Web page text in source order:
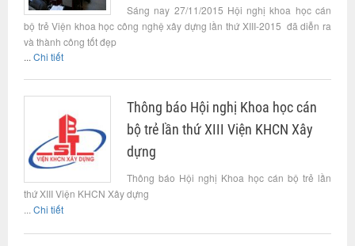
Sáng nay 27/11/2015 Hội nghị khoa học cán
bộ trẻ Viện khoa học công nghệ xây dựng lần thứ XIII-2015 đã diễn ra
và thành công tốt đẹp
... Chi tiết
Thông báo Hội nghị Khoa học cán
bộ trẻ lần thứ XIII Viện KHCN Xây
dựng
Thông báo Hội nghị Khoa học cán bộ trẻ lần
thứ XIII Viện KHCN Xây dựng
... Chi tiết